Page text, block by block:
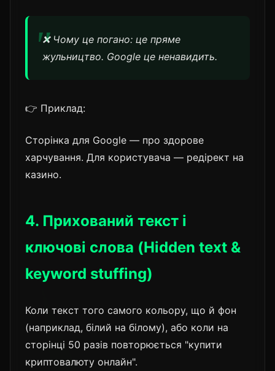
❌ Чому це погано: це пряме
жульництво. Google це ненавидить.
👉 Приклад:
Сторінка для Google — про здорове
харчування. Для користувача — редірект на
казино.
4. Прихований текст і
ключові слова (Hidden text &
keyword stuffing)
Коли текст того самого кольору, що й фон
(наприклад, білий на білому), або коли на
сторінці 50 разів повторюється "купити
криптовалюту онлайн".